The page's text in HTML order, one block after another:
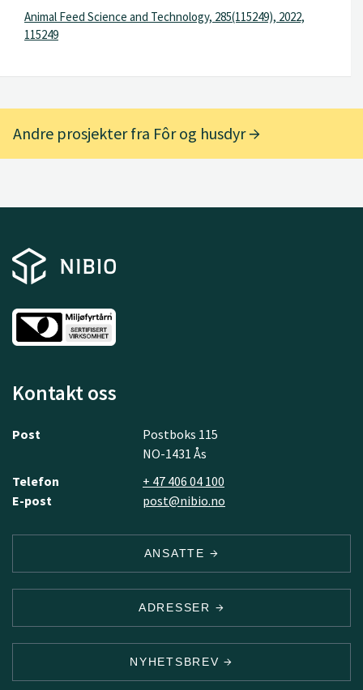
Animal Feed Science and Technology, 285(115249), 2022,
115249
Andre prosjekter fra Fôr og husdyr
Kontakt oss
Post
Postboks 115
NO-1431 Ås
Telefon
+ 47 406 04 100
E-post
post@nibio.no
ANSATTE
ADRESSER
NYHETSBREV